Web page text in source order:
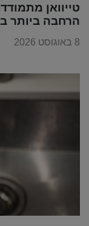
טייוואן
הרחבה ביותר
8 באוגוסט 2026